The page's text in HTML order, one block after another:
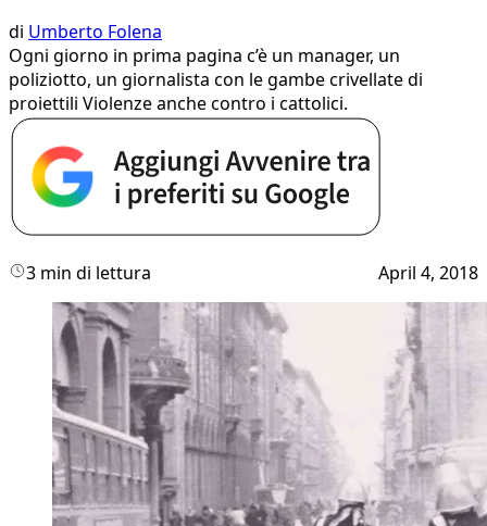
di Umberto Folena
Ogni giorno in prima pagina c’è un manager, un
poliziotto, un giornalista con le gambe crivellate di
proiettili Violenze anche contro i cattolici.
3 min di lettura April 4, 2018